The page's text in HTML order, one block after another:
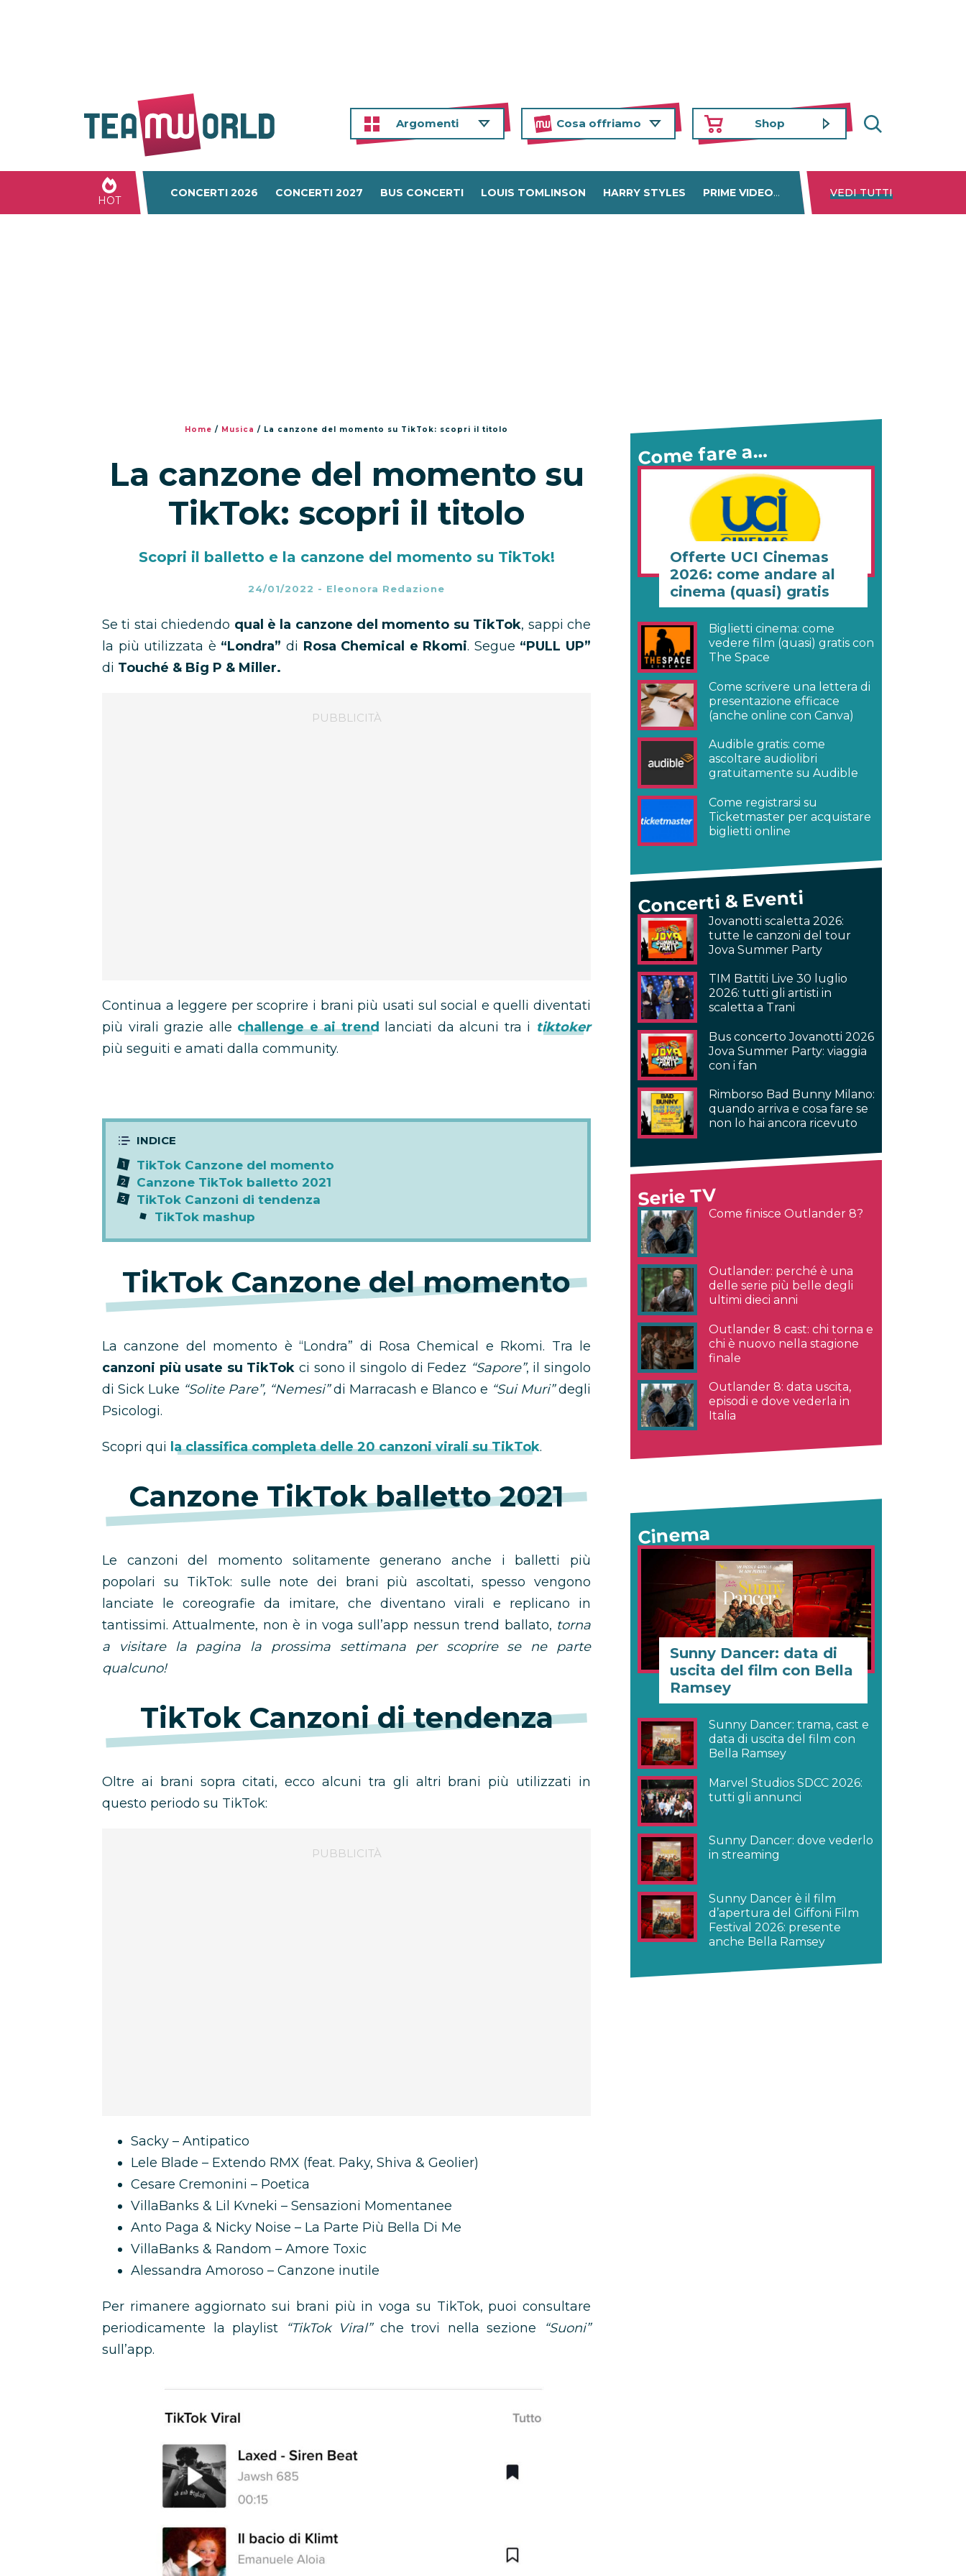
Argomenti Cosa offriamo Shop
HOT
CONCERTI 2026 CONCERTI 2027 BUS CONCERTI LOUIS TOMLINSON HARRY STYLES PRIME VIDEO DISNEY+ NETFLIX
VEDI TUTTI
Home / Musica / La canzone del momento su TikTok: scopri il titolo
La canzone del momento su
TikTok: scopri il titolo
Scopri il balletto e la canzone del momento su TikTok!
24/01/2022 - Eleonora Redazione
Se ti stai chiedendo qual è la canzone del momento su TikTok, sappi che
la più utilizzata è “Londra” di Rosa Chemical e Rkomi. Segue “PULL UP”
di Touché & Big P & Miller.
Continua a leggere per scoprire i brani più usati sul social e quelli diventati
più virali grazie alle challenge e ai trend lanciati da alcuni tra i tiktoker
più seguiti e amati dalla community.
TikTok Canzone del momento
Canzone TikTok balletto 2021
TikTok Canzoni di tendenza
TikTok mashup
TikTok Canzone del momento
La canzone del momento è “Londra” di Rosa Chemical e Rkomi. Tra le
canzoni più usate su TikTok ci sono il singolo di Fedez “Sapore”, il singolo
di Sick Luke “Solite Pare”, “Nemesi”di Marracash e Blanco e “Sui Muri”degli
Psicologi.
Scopri qui la classifica completa delle 20 canzoni virali su TikTok.
Canzone TikTok balletto 2021
Le canzoni del momento solitamente generano anche i balletti più
popolari su TikTok: sulle note dei brani più ascoltati, spesso vengono
lanciate le coreografie da imitare, che diventano virali e replicano in
tantissimi. Attualmente, non è in voga sull’app nessun trend ballato, torna
a visitare la pagina la prossima settimana per scoprire se ne parte
qualcuno!
TikTok Canzoni di tendenza
Oltre ai brani sopra citati, ecco alcuni tra gli altri brani più utilizzati in
questo periodo su TikTok:
Sacky – Antipatico
Lele Blade – Extendo RMX (feat. Paky, Shiva & Geolier)
Cesare Cremonini – Poetica
VillaBanks & Lil Kvneki – Sensazioni Momentanee
Anto Paga & Nicky Noise – La Parte Più Bella Di Me
VillaBanks & Random – Amore Toxic
Alessandra Amoroso – Canzone inutile
Per rimanere aggiornato sui brani più in voga su TikTok, puoi consultare
periodicamente la playlist
“TikTok Viral”che trovi nella sezione
“Suoni”
sull’app.
Come fare a…
Offerte UCI Cinemas
2026: come andare al
cinema (quasi) gratis
Biglietti cinema: come
vedere film (quasi) gratis con
The Space
Come scrivere una lettera di
presentazione efficace
(anche online con Canva)
Audible gratis: come
ascoltare audiolibri
gratuitamente su Audible
Come registrarsi su
Ticketmaster per acquistare
biglietti online
Concerti & Eventi
Jovanotti scaletta 2026:
tutte le canzoni del tour
Jova Summer Party
TIM Battiti Live 30 luglio
2026: tutti gli artisti in
scaletta a Trani
Bus concerto Jovanotti 2026
Jova Summer Party: viaggia
con i fan
Rimborso Bad Bunny Milano:
quando arriva e cosa fare se
non lo hai ancora ricevuto
Serie TV
Come finisce Outlander 8?
Outlander: perché è una
delle serie più belle degli
ultimi dieci anni
Outlander 8 cast: chi torna e
chi è nuovo nella stagione
finale
Outlander 8: data uscita,
episodi e dove vederla in
Italia
Cinema
Sunny Dancer: data di
uscita del film con Bella
Ramsey
Sunny Dancer: trama, cast e
data di uscita del film con
Bella Ramsey
Marvel Studios SDCC 2026:
tutti gli annunci
Sunny Dancer: dove vederlo
in streaming
Sunny Dancer è il film
d’apertura del Giffoni Film
Festival 2026: presente
anche Bella Ramsey